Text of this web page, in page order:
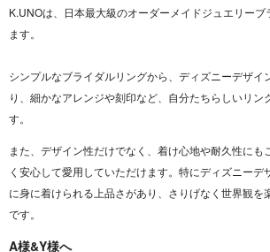
K.UNOは、日本最大級のオーダーメイドジュエリー
ます。
シンプルなブライダルリングから、ディズニーデザイ
り、細かなアレンジや刻印など、自分たちらしいリン
す。
また、デザイン性だけでなく、着け心地や耐久性にも
く安心して愛用していただけます。特にディズニーデ
に身に着けられる上品さがあり、さりげなく世界観を
です。
A様&Y様へ